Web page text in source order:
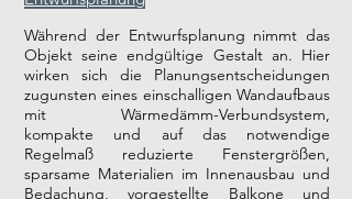
Während der Entwurfsplanung nimmt das
Objekt seine endgültige Gestalt an. Hier
wirken sich die Planungsentscheidungen
zugunsten eines einschalligen Wandaufbaus
mit Wärmedämm-Verbundsystem,
kompakte und auf das notwendige
Regelmaß reduzierte Fenstergrößen,
sparsame Materialien im Innenausbau und
Bedachung, vorgestellte Balkone und